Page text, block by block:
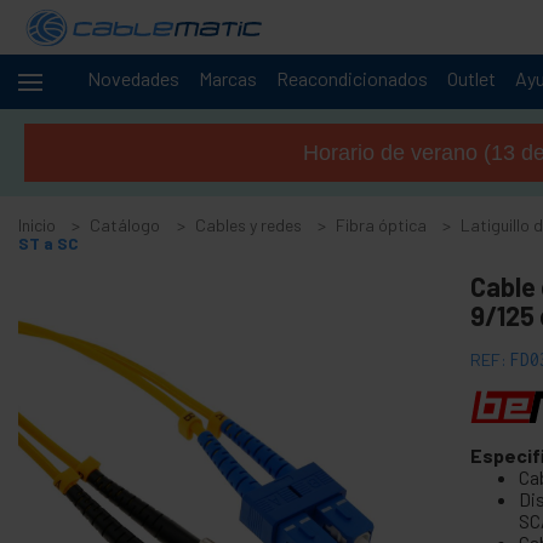
Novedades Marcas Reacondicionados Outlet
Cables -
Accesorios y tarjetas FireWire
+
Adaptador y tarjeta puerto paralelo
+
Adaptador y tarjeta puerto serie
Cable y adaptador MIDI
+
Cables USB y accesorios USB
+
Cables de red para sistemas CISCO
+
Horario de verano (13
Inicio Catálogo Cables y redes Fibra óptica Latiguillo
ST a SC
9/125
REF: